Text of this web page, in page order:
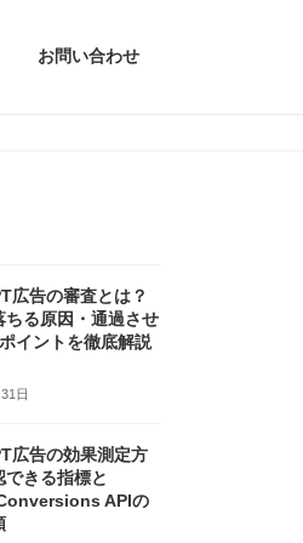
お問い合わせ
広告の審査とは？
ちる原因・通過させ
イントを徹底解説
日
広告の効果測定方
できる指標と
APIの